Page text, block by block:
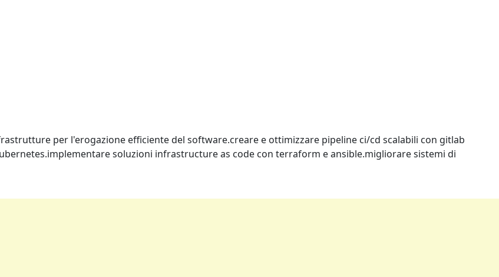
per l'erogazione efficiente del software.creare e ottimizzare pipeline ci/cd scalabili con gitlab
soluzioni infrastructure as code con terraform e ansible.migliorare sistemi di